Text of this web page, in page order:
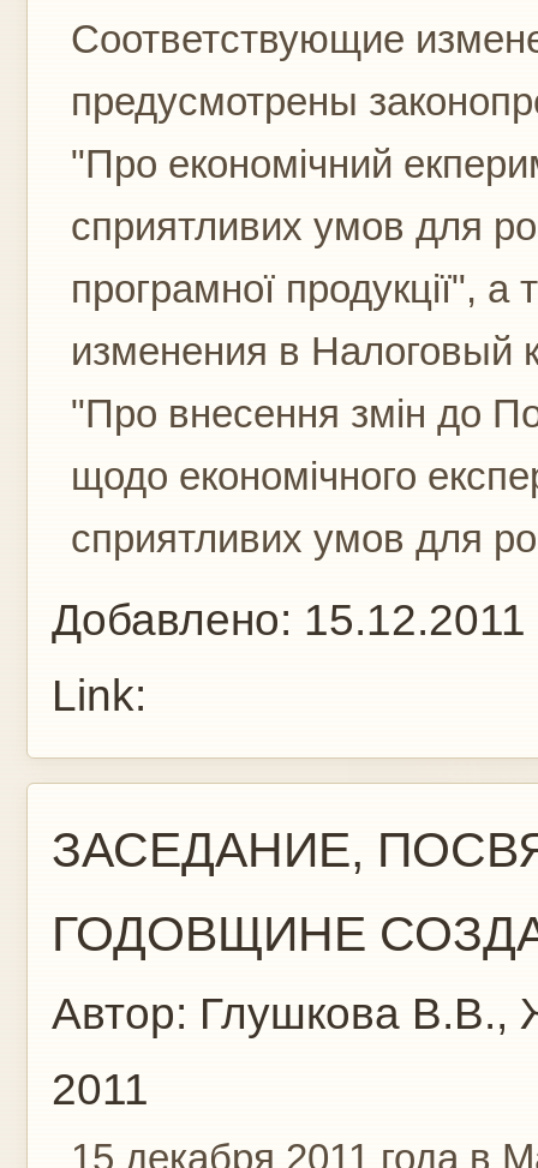
Соответствующие
предусмотрены
"Про економічний
сприятливих умов для
програмної продукції",
изменения в Налоговый
"Про внесення змін до
щодо економічного
сприятливих умов для
Добавлено: 15.12.2011
Link:
ЗАСЕДАНИЕ,
ГОДОВЩИНЕ
Автор: Глушкова В.В.,
2011
15 декабря 2011 года в